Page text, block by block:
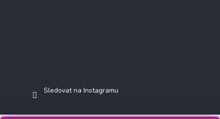
Sledovat na Instagramu